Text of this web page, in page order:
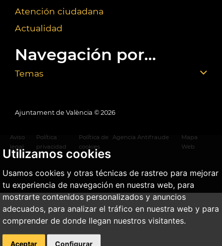
Utilizamos cookies
Usamos cookies y otras técnicas de rastreo para mejorar
tu experiencia de navegación en nuestra web, para
mostrarte contenidos personalizados y anuncios
adecuados, para analizar el tráfico en nuestra web y para
comprender de donde llegan nuestros visitantes.
Aceptar Configurar
Atención ciudadana
Actualidad
Navegación por...
Temas
Ajuntament de València © 2026
Aviso
legal
Política
privacidad
Política de
cookies
Agencia Antifraude
Mapa
Web